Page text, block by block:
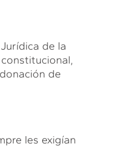
de la
de
les exigían